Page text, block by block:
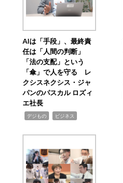
AIは「手段」、最終責
任は「人間の判断」
「法の支配」という
「傘」で人を守る レ
クシスネクシス・ジャ
パンのパスカル ロズィ
エ社長
デジもの ビジネス